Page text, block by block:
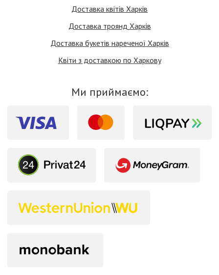
Доставка квітів Харків
Доставка троянд Харків
Доставка букетів нареченої Харків
Квіти з доставкою по Харкову
Ми приймаємо: